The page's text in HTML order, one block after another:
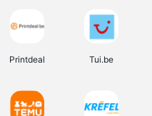
Printdeal Tui.be